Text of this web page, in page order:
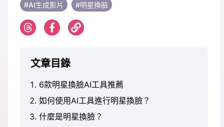
#AI生成影片 #明星換臉
文章目錄
6款明星換臉AI工具推薦
如何使用AI工具進行明星換臉？
什麼是明星換臉？